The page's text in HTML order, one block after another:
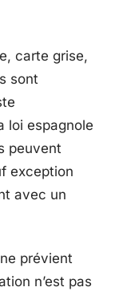
carte grise,
sont
loi espagnole
peuvent
exception
avec un
prévient
n’est pas